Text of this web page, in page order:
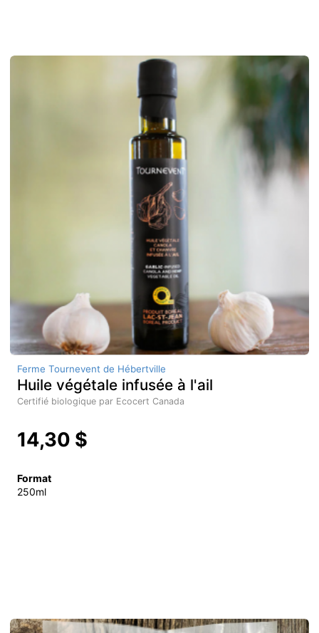
Ferme Tournevent de Hébertville
Huile végétale infusée à l'ail
Certifié biologique par Ecocert Canada
14,30 $
Format
250ml